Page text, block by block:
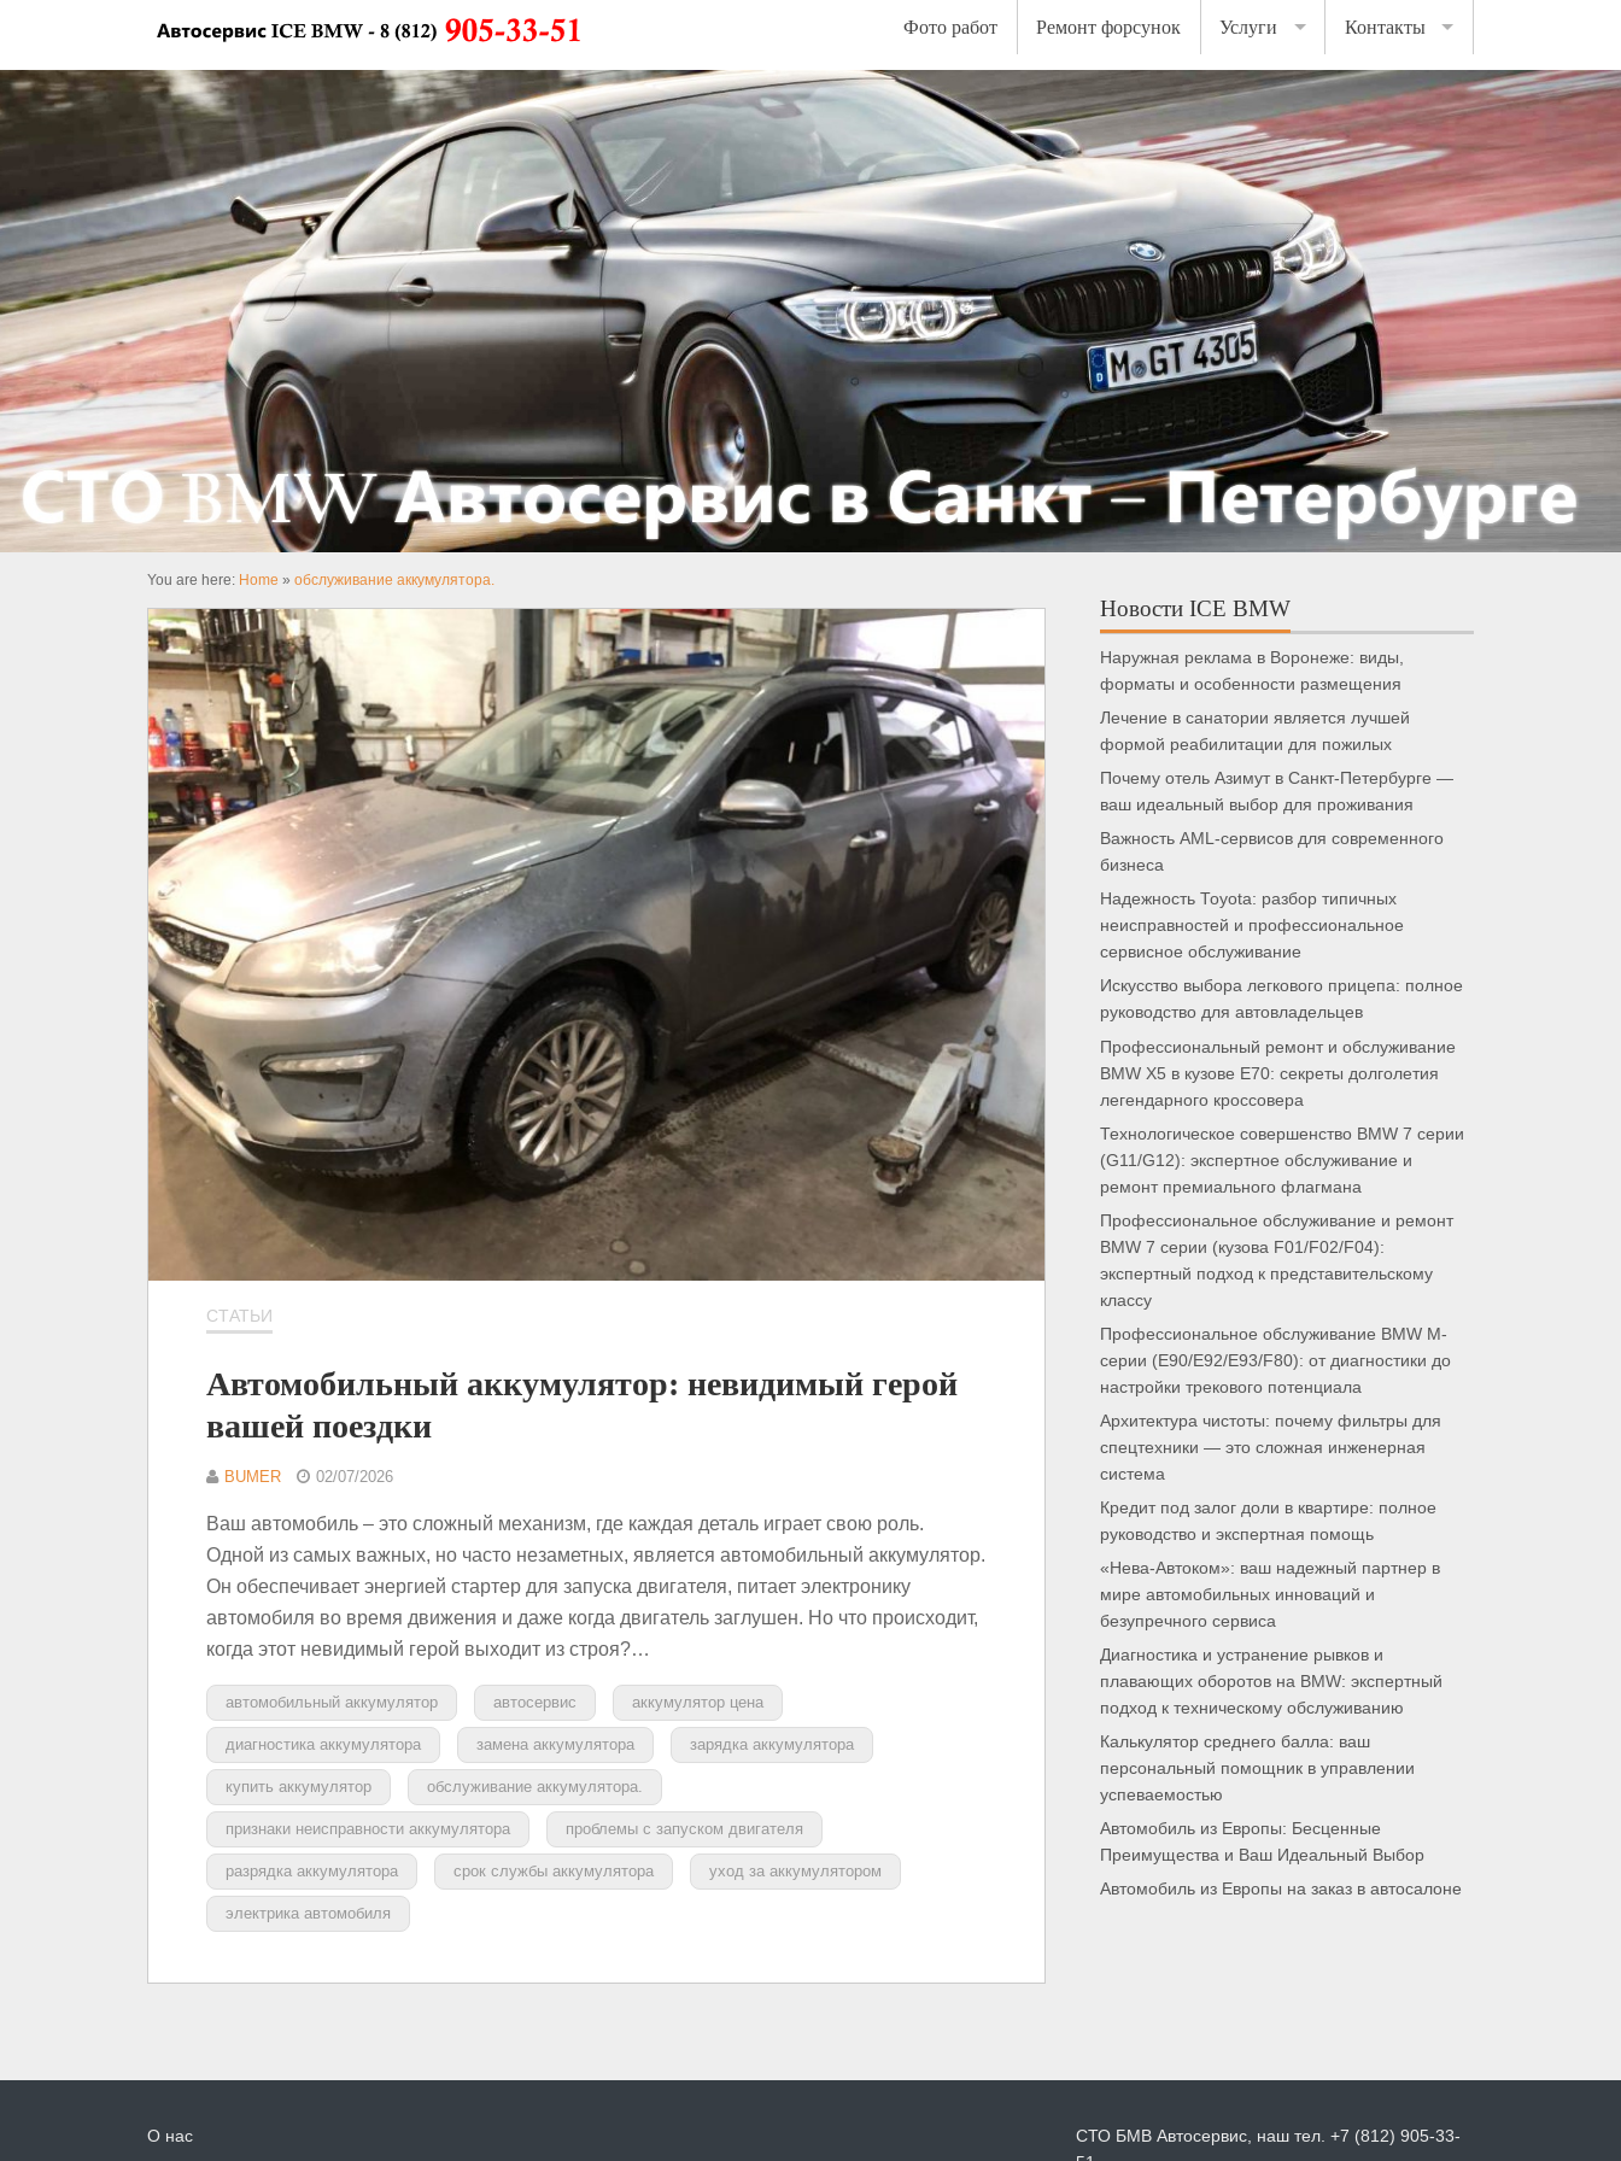
Фото работ Ремонт форсунок Услуги Контакты
You are here: Home » обслуживание аккумулятора.
СТАТЬИ
Автомобильный аккумулятор: невидимый герой
вашей поездки
BUMER 02/07/2026
Ваш автомобиль – это сложный механизм, где каждая деталь играет свою роль.
Одной из самых важных, но часто незаметных, является автомобильный аккумулятор.
Он обеспечивает энергией стартер для запуска двигателя, питает электронику
автомобиля во время движения и даже когда двигатель заглушен. Но что происходит,
когда этот невидимый герой выходит из строя?…
автомобильный аккумулятор автосервис аккумулятор цена
диагностика аккумулятора замена аккумулятора зарядка аккумулятора
купить аккумулятор обслуживание аккумулятора.
признаки неисправности аккумулятора проблемы с запуском двигателя
разрядка аккумулятора срок службы аккумулятора уход за аккумулятором
электрика автомобиля
Новости ICE BMW
Наружная реклама в Воронеже: виды,
форматы и особенности размещения
Лечение в санатории является лучшей
формой реабилитации для пожилых
Почему отель Азимут в Санкт-Петербурге —
ваш идеальный выбор для проживания
Важность AML-сервисов для современного
бизнеса
Надежность Toyota: разбор типичных
неисправностей и профессиональное
сервисное обслуживание
Искусство выбора легкового прицепа: полное
руководство для автовладельцев
Профессиональный ремонт и обслуживание
BMW X5 в кузове E70: секреты долголетия
легендарного кроссовера
Технологическое совершенство BMW 7 серии
(G11/G12): экспертное обслуживание и
ремонт премиального флагмана
Профессиональное обслуживание и ремонт
BMW 7 серии (кузова F01/F02/F04):
экспертный подход к представительскому
классу
Профессиональное обслуживание BMW M-
серии (E90/E92/E93/F80): от диагностики до
настройки трекового потенциала
Архитектура чистоты: почему фильтры для
спецтехники — это сложная инженерная
система
Кредит под залог доли в квартире: полное
руководство и экспертная помощь
«Нева-Автоком»: ваш надежный партнер в
мире автомобильных инноваций и
безупречного сервиса
Диагностика и устранение рывков и
плавающих оборотов на BMW: экспертный
подход к техническому обслуживанию
Калькулятор среднего балла: ваш
персональный помощник в управлении
успеваемостью
Автомобиль из Европы: Бесценные
Преимущества и Ваш Идеальный Выбор
Автомобиль из Европы на заказ в автосалоне
О нас
СТО БМВ Автосервис, наш тел. +7 (812) 905-33-